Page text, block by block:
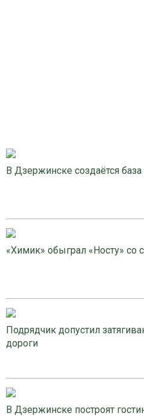
В Дзержинске создаётся
«Химик» обыграл «Носту» со
Подрядчик допустил
дороги
В Дзержинске построят